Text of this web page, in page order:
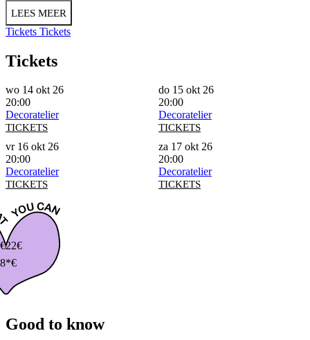
LEES MEER
Tickets Tickets
Tickets
wo 14 okt 26
20:00
Decoratelier
TICKETS
do 15 okt 26
20:00
Decoratelier
TICKETS
vr 16 okt 26
20:00
Decoratelier
TICKETS
za 17 okt 26
20:00
Decoratelier
TICKETS
22€
Good to know